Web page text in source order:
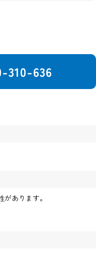
せて頂きます。
310-636
あります。